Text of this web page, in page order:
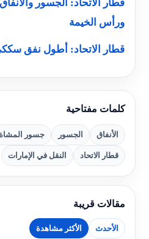
قطار الاتحاد: الجسور
ورأس الخيمة
قطار الاتحاد: أطول نفق
كلمات مفتاحية
الأنفاق الجسور جسور المشاة
قطار الاتحاد النقل في الإمارات
مقالات قريبة
الأحدث الأكثر مشاهدة